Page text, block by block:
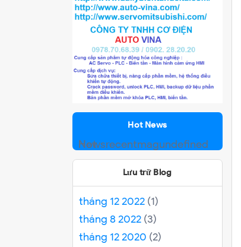
Hot News
Hot Newsrecentmagundefined
Lưu trữ Blog
tháng 12 2022 (1)
tháng 8 2022 (3)
tháng 12 2020 (2)